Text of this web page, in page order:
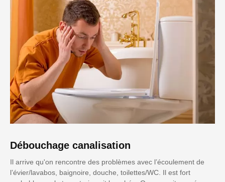
Débouchage canalisation
Il arrive qu'on rencontre des problèmes avec l’écoulement de
l’évier/lavabos, baignoire, douche, toilettes/WC. Il est fort